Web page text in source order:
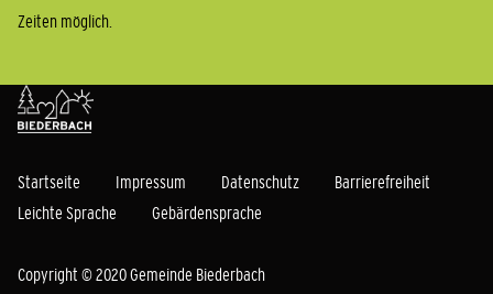
Zeiten möglich.
Startseite Impressum Datenschutz
Barrierefreiheit
Leichte Sprache
Gebärdensprache
Copyright © 2020 Gemeinde Biederbach